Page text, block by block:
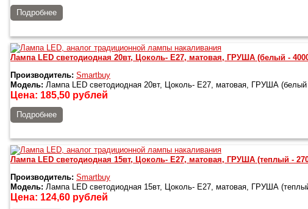
Источники
света
Подробнее
Лампа LED светодиодная 20вт, Цоколь- Е27, матовая, ГРУША (белый -
Производитель: Smartbuy
Модель: Лампа LED светодиодная 20вт, Цоколь- Е27, матовая, ГРУША (белый
Цена: 185,50рублей
Подробнее
Лампа LED светодиодная 15вт, Цоколь- Е27, матовая, ГРУША (теплый -
Производитель: Smartbuy
Модель: Лампа LED светодиодная 15вт, Цоколь- Е27, матовая, ГРУША
Цена: 124,60рублей